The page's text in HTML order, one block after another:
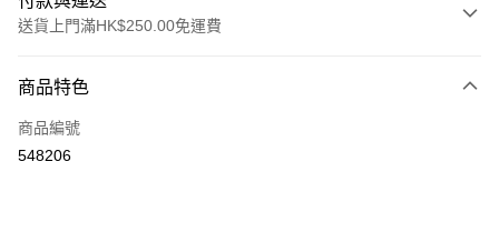
送貨上門滿HK$250.00免運費
信用卡
Apple Pay
商品特色
商品編號
548206